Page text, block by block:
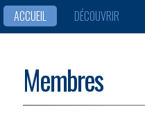
ACCUEIL DÉCOUVRIR
Membres